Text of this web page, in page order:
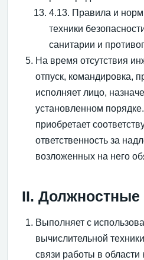
4.13. Правила и
техники
санитарии и
На время отсутствия
отпуск, командировка,
исполняет лицо,
установленном
приобретает
ответственность за
возложенных на него
II. Должностные
Выполняет с
вычислительной
связи работы в области